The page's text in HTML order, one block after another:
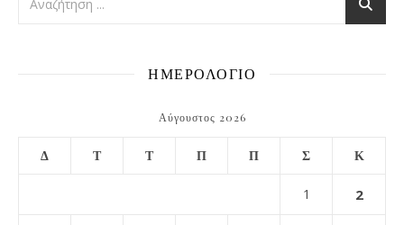
ΗΜΕΡΟΛΟΓΙΟ
Αύγουστος 2026
Δ Τ Τ Π Π Σ Κ
1 2